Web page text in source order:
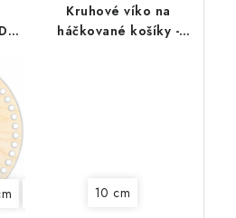
18 cm
Kruhové víko na
háčkované košíky -
10 cm